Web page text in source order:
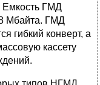
Емкость ГМД
Мбайта. ГМД
гибкий конверт, а
кассету